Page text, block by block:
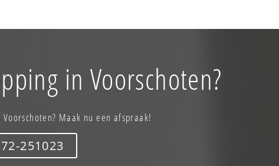
in Voorschoten?
Maak nu een afspraak!
251023